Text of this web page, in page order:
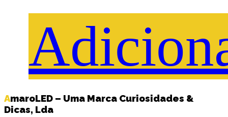
AmaroLED – Uma Marca Curiosidades &
Dicas, Lda